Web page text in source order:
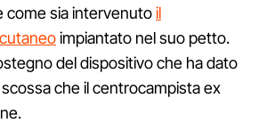
come sia intervenutoil
impiantato nel suo petto.
del dispositivo che ha dato
che il centrocampista ex